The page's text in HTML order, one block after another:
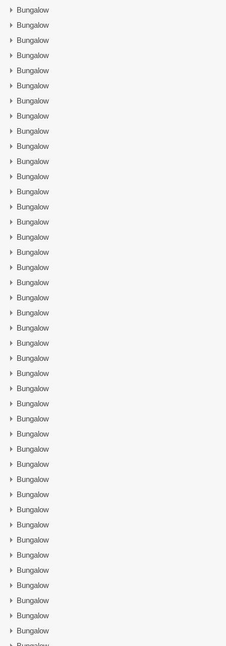
Bungalow
Bungalow
Bungalow
Bungalow
Bungalow
Bungalow
Bungalow
Bungalow
Bungalow
Bungalow
Bungalow
Bungalow
Bungalow
Bungalow
Bungalow
Bungalow
Bungalow
Bungalow
Bungalow
Bungalow
Bungalow
Bungalow
Bungalow
Bungalow
Bungalow
Bungalow
Bungalow
Bungalow
Bungalow
Bungalow
Bungalow
Bungalow
Bungalow
Bungalow
Bungalow
Bungalow
Bungalow
Bungalow
Bungalow
Bungalow
Bungalow
Bungalow